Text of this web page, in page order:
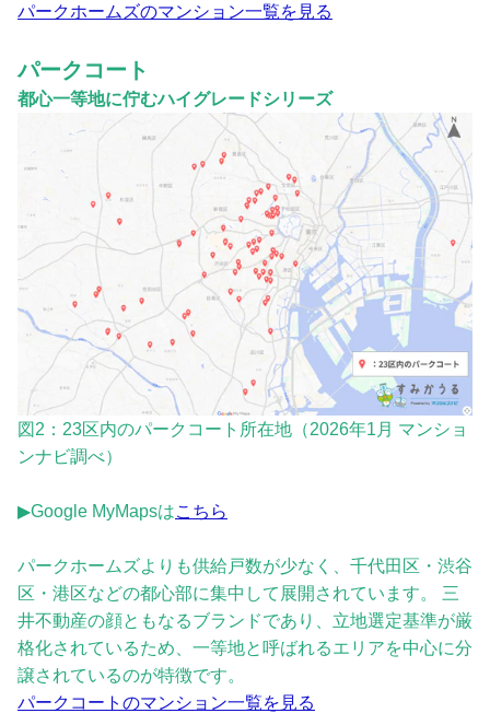
パークホームズのマンション一覧を見る
パークコート
都心一等地に佇むハイグレードシリーズ
図2：23区内のパークコート所在地（2026年1月 マンショ
ンナビ調べ）
▶Google MyMapsはこちら
パークホームズよりも供給戸数が少なく、千代田区・渋谷
区・港区などの都心部に集中して展開されています。 三
井不動産の顔ともなるブランドであり、立地選定基準が厳
格化されているため、一等地と呼ばれるエリアを中心に分
譲されているのが特徴です。
パークコートのマンション一覧を見る